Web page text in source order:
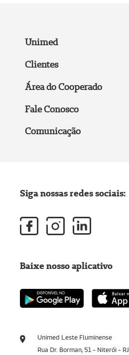
Unimed
Clientes
Área do Cooperado
Fale Conosco
Comunicação
Unimed Leste Fluminense
Rua Dr. Borman, 51 - Niterói - RJ
Siga nossas redes sociais:
Baixe nosso aplicativo